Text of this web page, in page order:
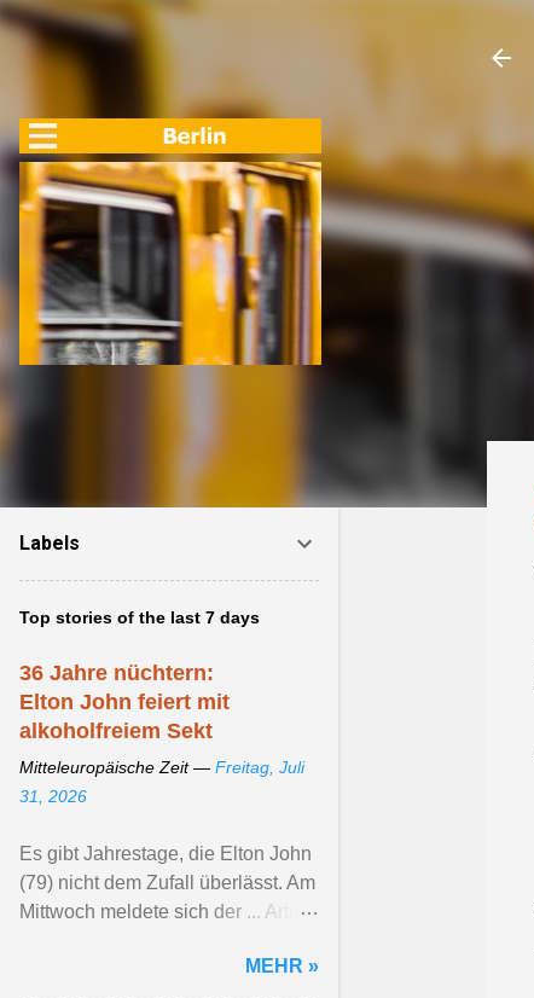
Labels
Top stories of the last 7 days
36 Jahre nüchtern:
Elton John feiert mit
alkoholfreiem Sekt
Mitteleuropäische Zeit — Freitag, Juli
31, 2026
Es gibt Jahrestage, die Elton John
(79) nicht dem Zufall überlässt. Am
Mittwoch meldete sich der ... Artikel
MEHR »